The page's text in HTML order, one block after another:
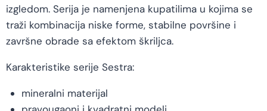
izgledom. Serija je namenjena kupatilima u kojima se
traži kombinacija niske forme, stabilne površine i
završne obrade sa efektom škriljca.
Karakteristike serije Sestra:
mineralni materijal